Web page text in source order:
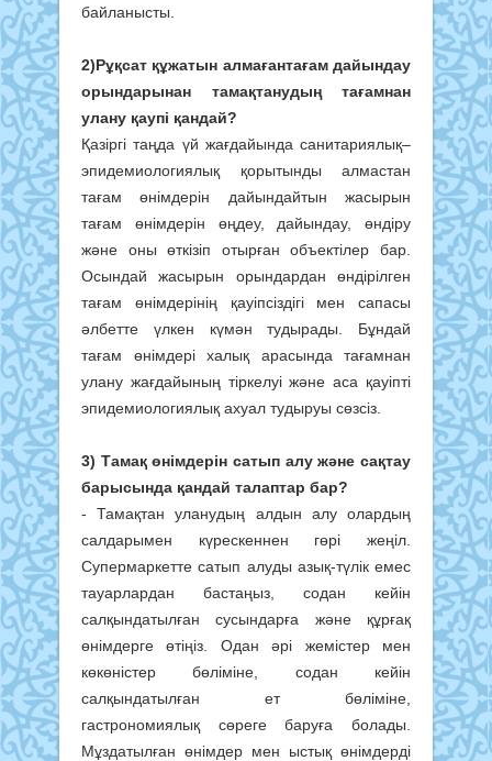
байланысты.
2)Рұқсат құжатын алмағантағам дайындау
орындарынан тамақтанудың тағамнан
улану қаупі қандай?
Қазіргі таңда үй жағдайында санитариялық–
эпидемиологиялық қорытынды алмастан
тағам өнімдерін дайындайтын жасырын
тағам өнімдерін өңдеу, дайындау, өндіру
және оны өткізіп отырған объектілер бар.
Осындай жасырын орындардан өндірілген
тағам өнімдерінің қауіпсіздігі мен сапасы
әлбетте үлкен күмән тудырады. Бұндай
тағам өнімдері халық арасында тағамнан
улану жағдайының тіркелуі және аса қауіпті
эпидемиологиялық ахуал тудыруы сөзсіз.
3) Тамақ өнімдерін сатып алу және сақтау
барысында қандай талаптар бар?
- Тамақтан уланудың алдын алу олардың
салдарымен күрескеннен гөрі жеңіл.
Супермаркетте сатып алуды азық-түлік емес
тауарлардан бастаңыз, содан кейін
салқындатылған сусындарға және құрғақ
өнімдерге өтіңіз. Одан әрі жемістер мен
көкөністер бөліміне, содан кейін
салқындатылған ет бөліміне,
гастрономиялық сөреге баруға болады.
Мұздатылған өнімдер мен ыстық өнімдерді